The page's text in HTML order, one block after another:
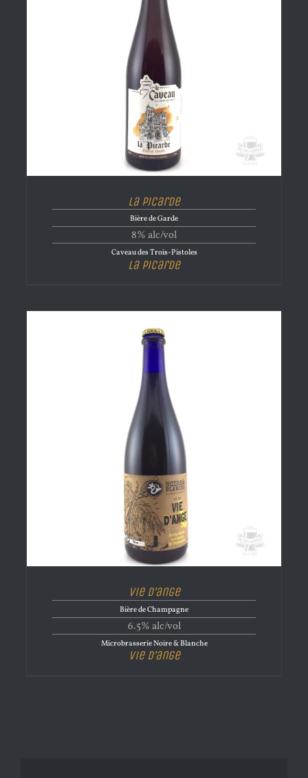
La Picarde
Bière de Garde
8% alc/vol
Caveau des Trois-Pistoles
La Picarde
Vie d’ange
Bière de Champagne
6.5% alc/vol
Microbrasserie Noire & Blanche
Vie d’ange